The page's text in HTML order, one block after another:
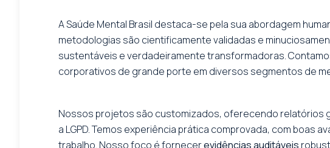
A Saúde Mental Brasil destaca-se pela sua abordagem
metodologias são cientificamente validadas e
sustentáveis e verdadeiramente transformadoras.
corporativos de grande porte em diversos segmentos de
Nossos projetos são customizados, oferecendo relatórios
a LGPD. Temos experiência prática comprovada, com boas
trabalho. Nosso foco é fornecerevidências auditáveis